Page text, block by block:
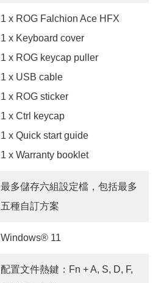
1 x ROG Falchion Ace HFX
1 x Keyboard cover
1 x ROG keycap puller
1 x USB cable
1 x ROG sticker
1 x Ctrl keycap
1 x Quick start guide
1 x Warranty booklet
最多儲存六組設定檔，包括最多
五種自訂方案
Windows® 11
配置文件熱鍵：Fn + A, S, D, F,